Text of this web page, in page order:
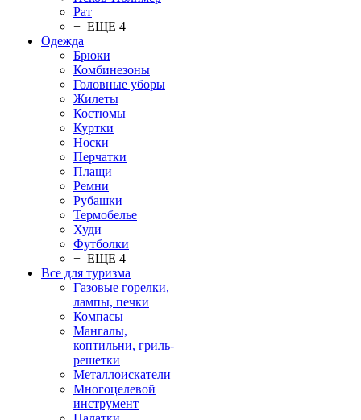
Рат
+ ЕЩЕ 4
Одежда
Брюки
Комбинезоны
Головные уборы
Жилеты
Костюмы
Куртки
Носки
Перчатки
Плащи
Ремни
Рубашки
Термобелье
Худи
Футболки
+ ЕЩЕ 4
Все для туризма
Газовые горелки,
лампы, печки
Компасы
Мангалы,
коптильни, гриль-
решетки
Металлоискатели
Многоцелевой
инструмент